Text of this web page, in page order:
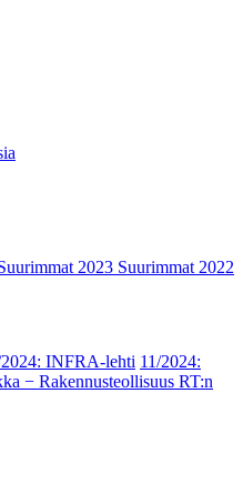
2023 Suurimmat 2022
INFRA-lehti 11/2024:
− Rakennusteollisuus RT:n